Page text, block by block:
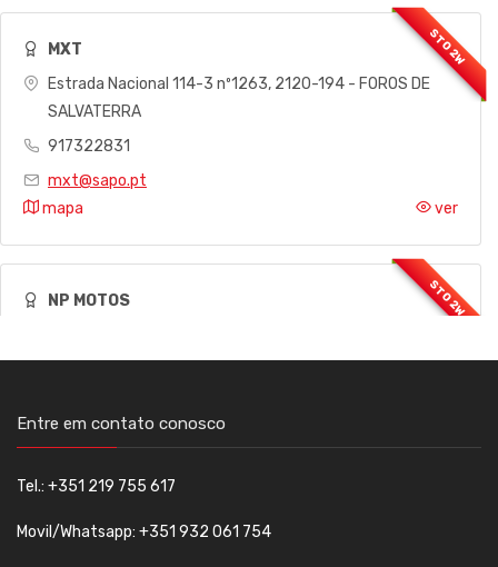
MXT
Estrada Nacional 114-3 nº1263, 2120-194 - FOROS DE
SALVATERRA
917322831
mxt@sapo.pt
mapa
ver
NP MOTOS
mapa
PURE PERFORMANCE SUSPENSION
Entre em contato conosco
Tel.: +351 219 755 617
Movil/Whatsapp: +351 932 061 754